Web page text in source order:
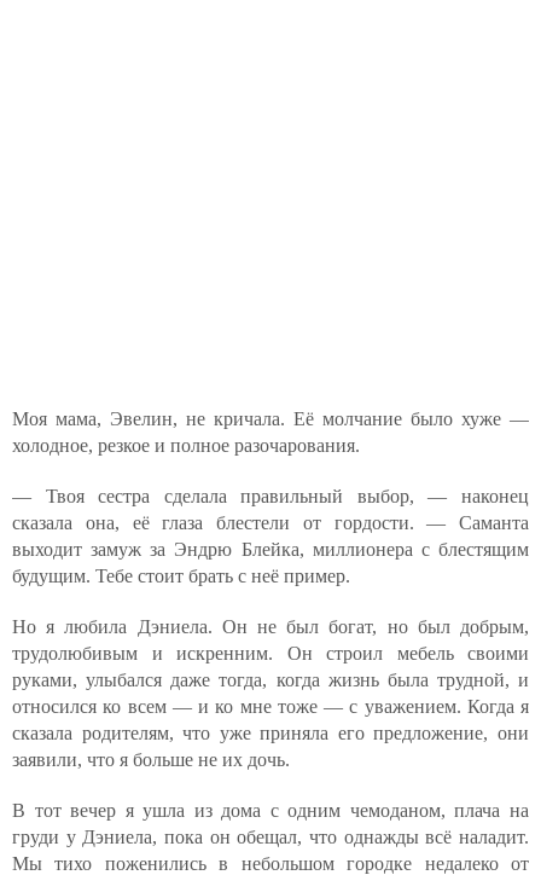
Моя мама, Эвелин, не кричала. Её молчание было хуже —
холодное, резкое и полное разочарования.
— Твоя сестра сделала правильный выбор, — наконец
сказала она, её глаза блестели от гордости. — Саманта
выходит замуж за Эндрю Блейка, миллионера с блестящим
будущим. Тебе стоит брать с неё пример.
Но я любила Дэниела. Он не был богат, но был добрым,
трудолюбивым и искренним. Он строил мебель своими
руками, улыбался даже тогда, когда жизнь была трудной, и
относился ко всем — и ко мне тоже — с уважением. Когда я
сказала родителям, что уже приняла его предложение, они
заявили, что я больше не их дочь.
В тот вечер я ушла из дома с одним чемоданом, плача на
груди у Дэниела, пока он обещал, что однажды всё наладит.
Мы тихо поженились в небольшом городке недалеко от